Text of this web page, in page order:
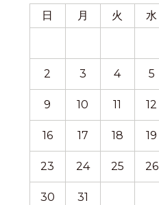
日 月 火 水
2 3 4 5
9 10 11 12
16 17 18 19
23 24 25 26
30 31